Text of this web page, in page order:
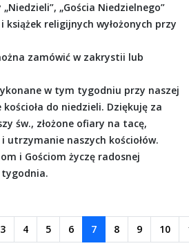
„Gościa Niedzielnego”
książek religijnych wyłożonych przy
zamówić w zakrystii lub
w tym tygodniu przy naszej
do niedzieli. Dziękuję za
św., złożone ofiary na tacę,
utrzymanie naszych kościołów.
i Gościom życzę radosnej
tygodnia.
3 4 5 6 7 8 9 10